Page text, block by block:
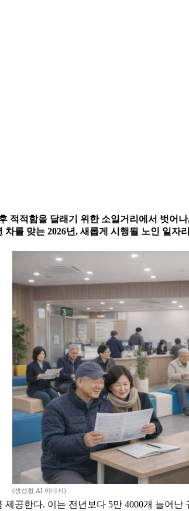
적적함을 달래기 위한 소일거리에서 벗어
차를 맞는 2026년, 새롭게 시행될 노인 일자
(생성형 AI 이미지)
제공한다. 이는 전년보다 5만 4000개 늘어